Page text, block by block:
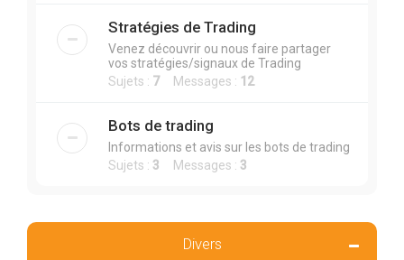
Stratégies de Trading
Venez découvrir ou nous faire partager
vos stratégies/signaux de Trading
Sujets : 7Messages : 12
Bots de trading
Informations et avis sur les bots de trading
Sujets : 3 Messages : 3
Divers